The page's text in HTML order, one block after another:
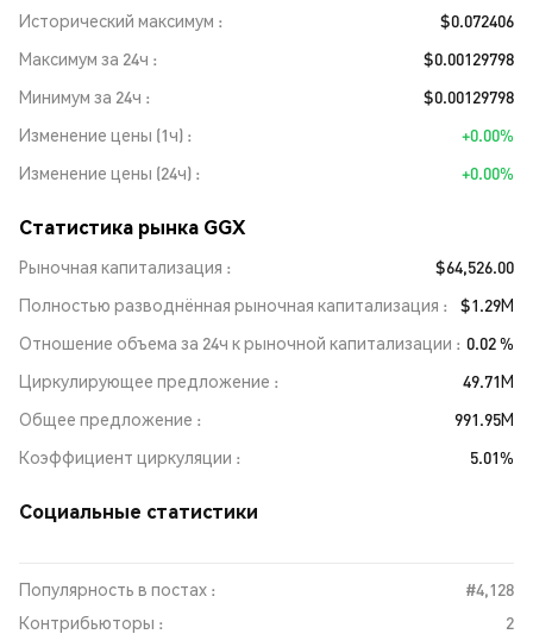
Исторический максимум
$0.072406
Максимум за 24ч
$0.00129798
Минимум за 24ч
$0.00129798
Изменение цены (1ч)
+0.00%
Изменение цены (24ч)
+0.00%
Статистика рынка GGX
Рыночная капитализация
$64,526.00
Полностью разводнённая рыночная капитализация
$1.29M
Отношение объема за 24ч к рыночной капитализации
0.02 %
Циркулирующее предложение
49.71M
Общее предложение
991.95M
Коэффициент циркуляции
5.01%
Социальные статистики
Популярность в постах :
#4,128
Контрибьюторы :
2